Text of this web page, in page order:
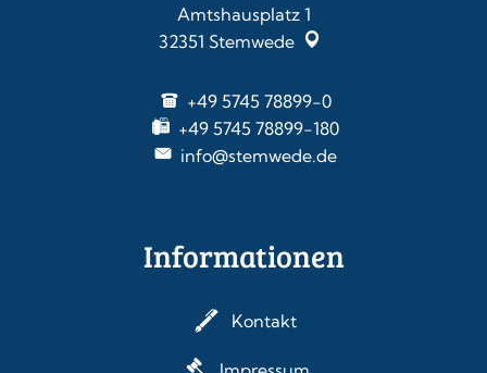
Amtshausplatz 1
32351 Stemwede
+49 5745 78899-0
+49 5745 78899-180
info@stemwede.de
Informationen
Kontakt